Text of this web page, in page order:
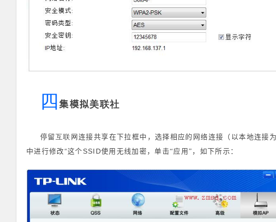
四集模拟美联社
停留 互联网 连接共享在下拉框中，选择相应的网络连接（以本地连接
中进行修改“这个 SSID使用无线加密，单击“应用”，如下所示：